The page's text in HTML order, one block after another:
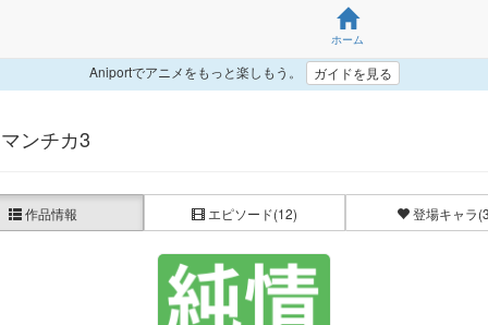
ホーム
Aniportでアニメをもっと楽しもう。 ガイドを見る
ンチカ3
作品情報 エピソード(12) 登場キャラ